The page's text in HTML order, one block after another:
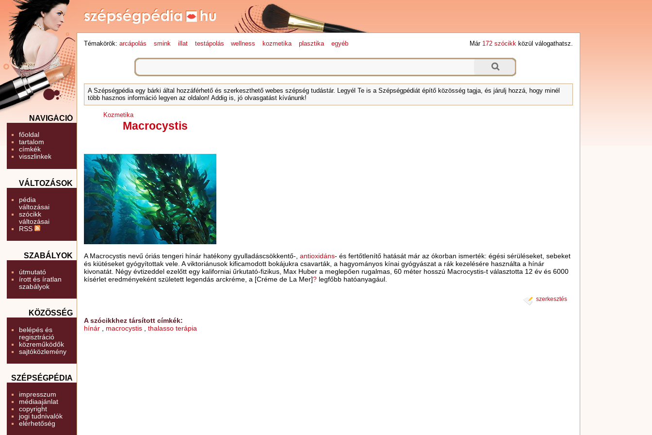
NAVIGÁCIÓ
főoldal
tartalom
címkék
visszlinkek
VÁLTOZÁSOK
pédia
változásai
szócikk
változásai
RSS
SZABÁLYOK
útmutató
írott és íratlan
szabályok
KÖZÖSSÉG
belépés és
regisztráció
közreműködők
sajtóközlemény
SZÉPSÉGPÉDIA
impresszum
médiaajánlat
copyright
jogi tudnivalók
elérhetőség
Témakörök: arcápolás smink illat testápolás wellness kozmetika plasztika egyéb Már 172 szócikkközül válogathatsz.
A Szépségpédia egy bárki által hozzáférhető és szerkeszthető webes szépség tudástár. Legyél Te is a Szépségpédiát építő közösség tagja, és járulj hozzá, hogy minél
több hasznos információ legyen az oldalon! Addig is, jó olvasgatást kívánunk!
Kozmetika
Macrocystis
A Macrocystis nevű óriás tengeri hínár hatékony gyulladáscsökkentő-,antioxidáns- és fertőtlenítő hatását már az ókorban ismerték: égési sérüléseket, sebeket
és kiütéseket gyógyítottak vele. A viktoriánusok kificamodott bokájukra csavarták, a hagyományos kínai gyógyászat a rák kezelésére használta a hínár
kivonatát. Négy évtizeddel ezelőtt egy kaliforniai űrkutató-fizikus, Max Huber a meglepően rugalmas, 60 méter hosszú Macrocystis-t választotta 12 év és 6000
kísérlet eredményeként született legendás arckréme, a [Créme de La Mer]? legfőbb hatóanyagául.
szerkesztés
A szócikkhez társított címkék:
hínár
macrocystis ,thalasso terápia